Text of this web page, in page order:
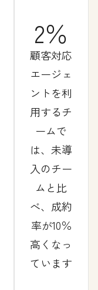
2％
顧客対応
エージェ
ントを利
用するチ
ームで
は、未導
入のチー
ムと比
べ、成約
率が10％
高くなっ
ています